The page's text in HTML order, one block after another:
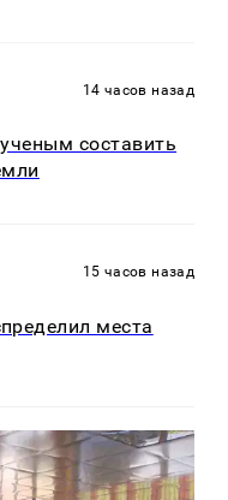
14 часов назад
составить
15 часов назад
места